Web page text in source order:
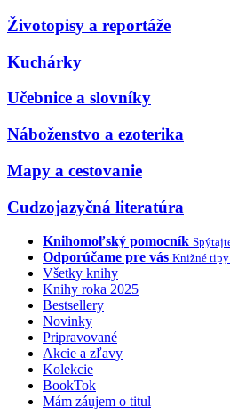
Životopisy a reportáže
Kuchárky
Učebnice a slovníky
Náboženstvo a ezoterika
Mapy a cestovanie
Cudzojazyčná literatúra
Knihomoľský pomocník
Odporúčame pre vás Knižné tipy
Všetky knihy
Knihy roka 2025
Bestsellery
Novinky
Pripravované
Akcie a zľavy
Kolekcie
BookTok
Mám záujem o titul